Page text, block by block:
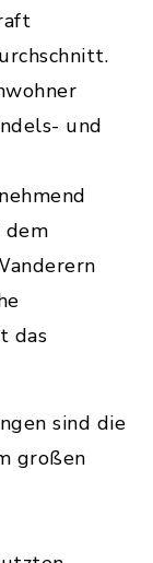
und
dem
das
sind die
großen